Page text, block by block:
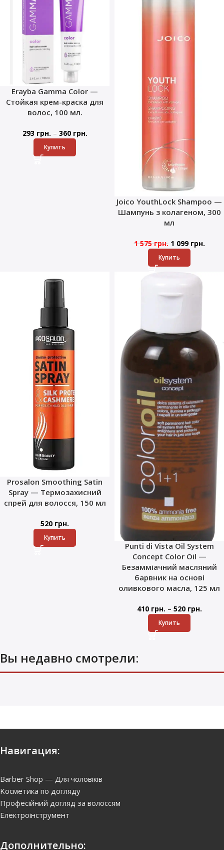
Erayba Gamma Color —
Стойкая крем-краска для
волос, 100 мл.
293 грн. – 360 грн.
Купить
Joico YouthLock Shampoo —
Шампунь з колагеном, 300
мл
1 575грн. 1 099 грн.
Купить
Prosalon Smoothing Satin
Spray — Термозахисний
спрей для волосся, 150 мл
520 грн.
Купить
Punti di Vista Oil System
Concept Color Oil —
Безамміачний масляний
барвник на основі
оливкового масла, 125 мл
410 грн. – 520 грн.
Купить
Вы недавно смотрели:
Навигация:
Barber Shop — Для чоловіків
Kосметика по догляду
Професійний догляд за волоссям
Електроінструмент
Дополнительно: